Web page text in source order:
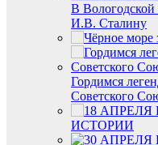
В Вологодской
И.В. Сталину
Гордимся
Советского
ИСТОРИИ